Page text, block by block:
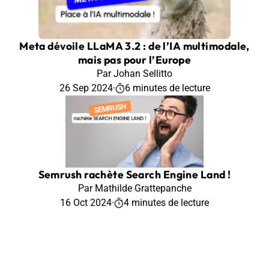
Meta dévoile LLaMA 3.2 : de l’IA multimodale,
mais pas pour l’Europe
Par Johan Sellitto
26 Sep 2024· 6 minutes de lecture
Semrush rachète Search Engine Land !
Par Mathilde Grattepanche
16 Oct 2024· 4 minutes de lecture